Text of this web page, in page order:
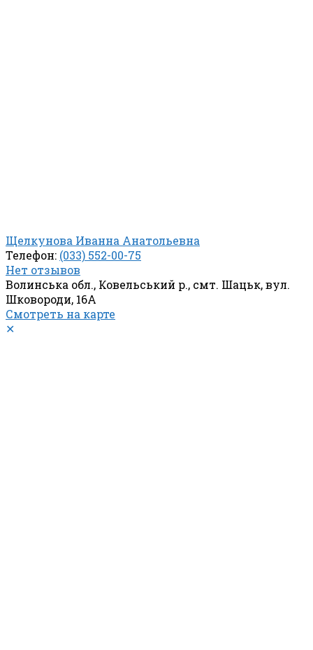
Щелкунова Иванна Анатольевна
Телефон: (033) 552-00-75
Нет отзывов
Волинська обл., Ковельський р., смт. Шацьк, вул.
Шковороди, 16А
Смотреть на карте
✕